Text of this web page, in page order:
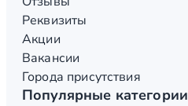
Реквизиты
Акции
Вакансии
Города присутствия
Популярные категории